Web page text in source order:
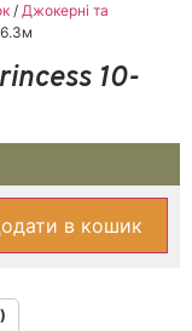
/ Джокерні та
10-
в кошик